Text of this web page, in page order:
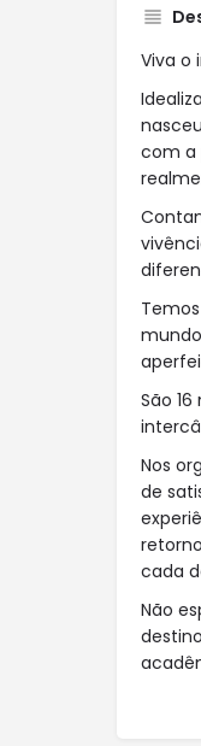
Viva o
com a
São
Nos
de
cada
Não